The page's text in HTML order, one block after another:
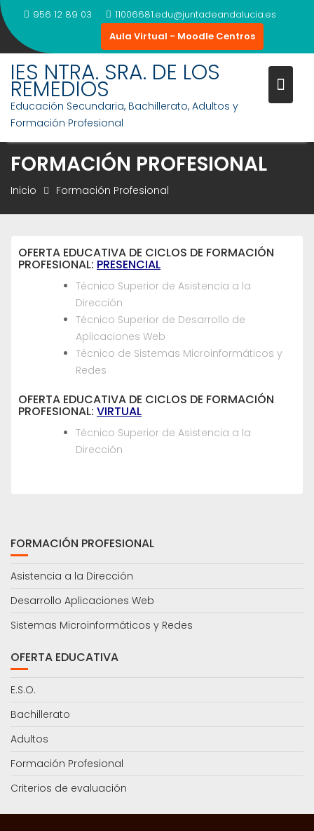
Saltar
al
contenido
956 12 89 03
11006681.edu@juntadeandalucia.es
Aula Virtual - Moodle Centros
IES NTRA. SRA. DE LOS
REMEDIOS
Educación Secundaria, Bachillerato, Adultos y
Formación Profesional
FORMACIÓN PROFESIONAL
Inicio Formación Profesional
OFERTA EDUCATIVA DE CICLOS DE FORMACIÓN
PROFESIONAL: PRESENCIAL
Técnico Superior de Asistencia a la
Dirección
Técnico Superior de Desarrollo de
Aplicaciones Web
Técnico de Sistemas Microinformáticos y
Redes
OFERTA EDUCATIVA DE CICLOS DE FORMACIÓN
PROFESIONAL: VIRTUAL
Técnico Superior de Asistencia a la
Dirección
FORMACIÓN PROFESIONAL
Asistencia a la Dirección
Desarrollo Aplicaciones Web
Sistemas Microinformáticos y Redes
OFERTA EDUCATIVA
E.S.O.
Bachillerato
Adultos
Formación Profesional
Criterios de evaluación